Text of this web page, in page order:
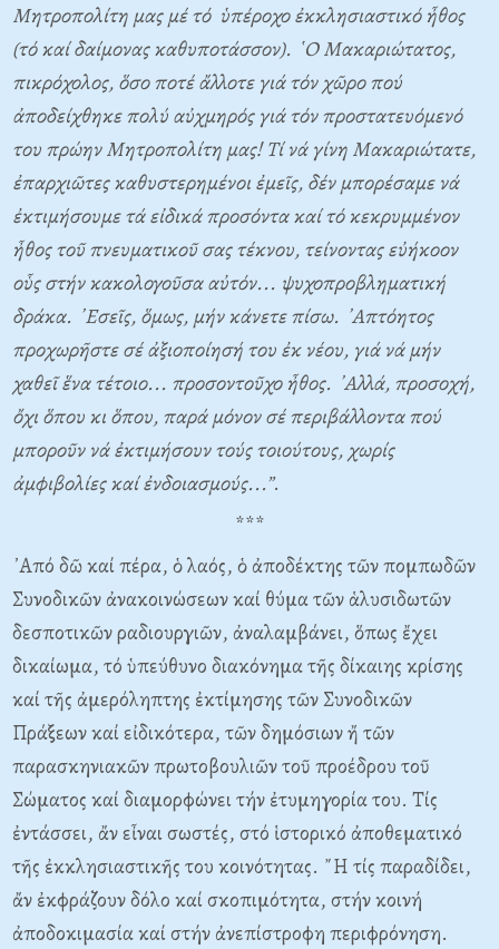
Μητροπολίτη μας μέ τό ὑπέροχο ἐκκλησιαστικό ἦθος
(τό καί δαίμονας καθυποτάσσον). ῾Ο Μακαριώτατος,
πικρόχολος, ὅσο ποτέ ἄλλοτε γιά τόν χῶρο πού
ἀποδείχθηκε πολύ αὐχμηρός γιά τόν προστατευόμενό
του πρώην Μητροπολίτη μας! Τί νά γίνη Μακαριώτατε,
ἐπαρχιῶτες καθυστερημένοι ἐμεῖς, δέν μπορέσαμε νά
ἐκτιμήσουμε τά εἰδικά προσόντα καί τό κεκρυμμένον
ἦθος τοῦ πνευματικοῦ σας τέκνου, τείνοντας εὐήκοον
οὗς στήν κακολογοῦσα αὐτόν... ψυχοπροβληματική
δράκα. ᾿Εσεῖς, ὅμως, μήν κάνετε πίσω. ᾿Απτόητος
προχωρῆστε σέ ἀξιοποίησή του ἐκ νέου, γιά νά μήν
χαθεῖ ἕνα τέτοιο... προσοντοῦχο ἦθος. ᾿Αλλά, προσοχή,
ὄχι ὅπου κι ὅπου, παρά μόνον σέ περιβάλλοντα πού
μποροῦν νά ἐκτιμήσουν τούς τοιούτους, χωρίς
ἀμφιβολίες καί ἐνδοιασμούς...”.
***
᾿Από δῶ καί πέρα, ὁ λαός, ὁ ἀποδέκτης τῶν πομπωδῶν
Συνοδικῶν ἀνακοινώσεων καί θύμα τῶν ἁλυσιδωτῶν
δεσποτικῶν ραδιουργιῶν, ἀναλαμβάνει, ὅπως ἔχει
δικαίωμα, τό ὑπεύθυνο διακόνημα τῆς δίκαιης κρίσης
καί τῆς ἀμερόληπτης ἐκτίμησης τῶν Συνοδικῶν
Πράξεων καί εἰδικότερα, τῶν δημόσιων ἤ τῶν
παρασκηνιακῶν πρωτοβουλιῶν τοῦ προέδρου τοῦ
Σώματος καί διαμορφώνει τήν ἐτυμηγορία του. Τίς
ἐντάσσει, ἄν εἶναι σωστές, στό ἱστορικό ἀποθεματικό
τῆς ἐκκλησιαστικῆς του κοινότητας. ῎Η τίς παραδίδει,
ἄν ἐκφράζουν δόλο καί σκοπιμότητα, στήν κοινή
ἀποδοκιμασία καί στήν ἀνεπίστροφη περιφρόνηση.